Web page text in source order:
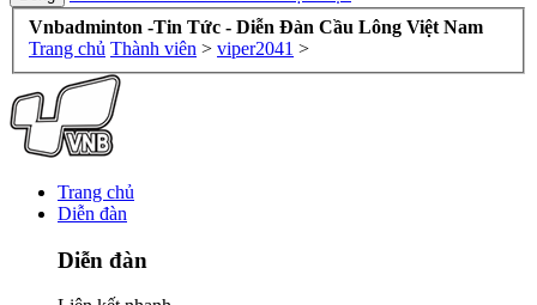
Vnbadminton -Tin Tức - Diễn Đàn Cầu Lông Việt Nam
Trang chủ Thành viên > viper2041 >
Trang chủ
Diễn đàn
Diễn đàn